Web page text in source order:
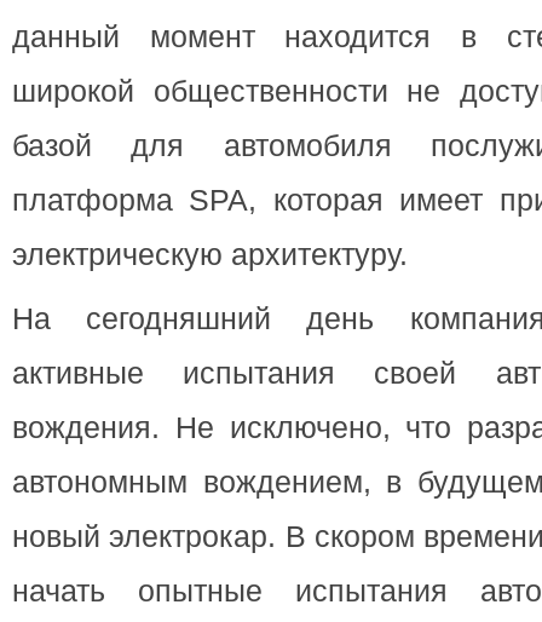
данный момент находится в
широкой общественности не
базой для автомобиля
платформа SPA, которая имеет
электрическую архитектуру.
На сегодняшний день
активные испытания своей
вождения. Не исключено, что
автономным вождением, в
новый электрокар. В скором
начать опытные испытания